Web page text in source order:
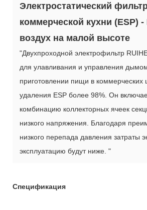
Электростатический
коммерческой кухни (ESP)
воздух на малой высоте
"Двухпроходной электрофильтр
для улавливания и управления
приготовлении пищи в коммерческих
удаления ESP более 98%. Он
комбинацию коллекторных ячеек
низкого напряжения. Благодаря
низкого перепада давления затраты
эксплуатацию будут ниже. "
Спецификация